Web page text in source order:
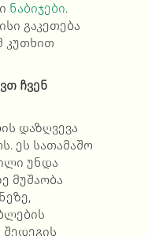
ნაბიჯები.
გაკეთება
კუთხით
ჩვენ
დაზღვევა
ეს სათამაშო
უნდა
მუშაობა
შედეგის